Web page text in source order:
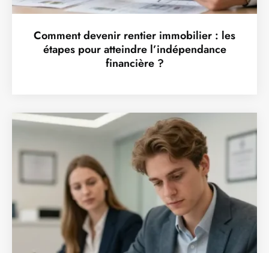
Comment devenir rentier immobilier : les
étapes pour atteindre l’indépendance
financière ?